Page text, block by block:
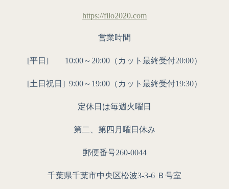
https://filo2020.com
営業時間
[平日] 10:00～20:00（カット最終受付20:00）
[土日祝日] 9:00～19:00（カット最終受付19:30）
定休日は毎週火曜日
第二、第四月曜日休み
郵便番号260-0044
千葉県千葉市中央区松波3-3-6 Ｂ号室